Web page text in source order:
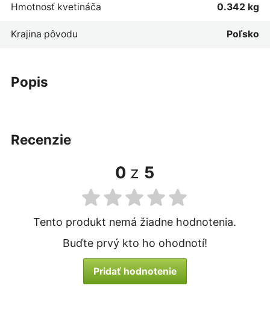
popis
Hmotnosť kvetináča 0.342 kg
Krajina pôvodu Poľsko
recenzie
0 z 5
Tento produkt nemá žiadne hodnotenia.
Buďte prvý kto ho ohodnotí!
Pridať hodnotenie